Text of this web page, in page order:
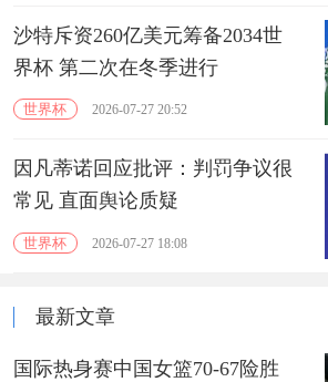
沙特斥资260亿美元筹备2034世
界杯 第二次在冬季进行
世界杯 2026-07-27 20:52
因凡蒂诺回应批评：判罚争议很
常见 直面舆论质疑
世界杯 2026-07-27 18:08
最新文章
国际热身赛中国女篮70-67险胜